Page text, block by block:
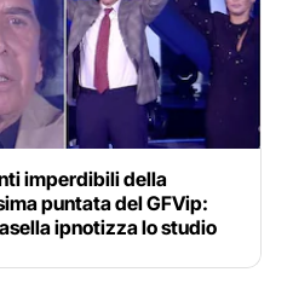
imperdibili della
puntata del GFVip:
ipnotizza lo studio